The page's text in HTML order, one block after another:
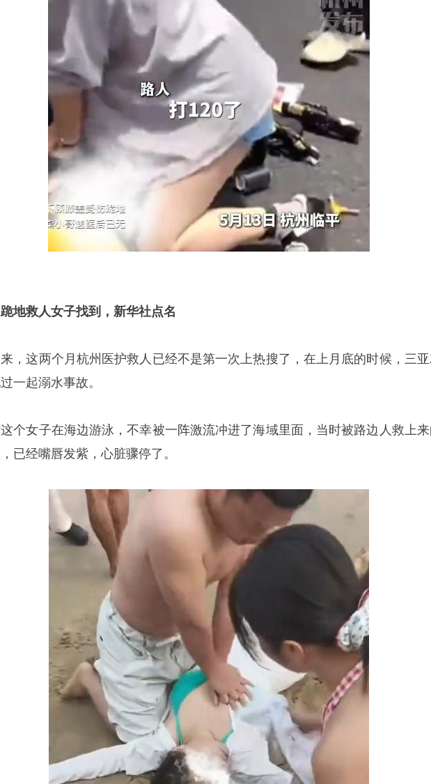
地救人女子找到，新华社点名
，这两个月杭州医护救人已经不是第一次上热搜了，在上月底的时候，三
一起溺水事故。
个女子在海边游泳，不幸被一阵激流冲进了海域里面，当时被路边人救上
已经嘴唇发紫，心脏骤停了。